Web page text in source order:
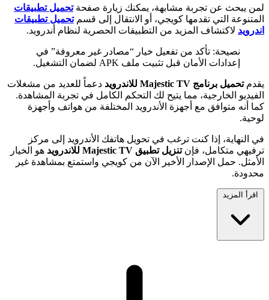
لمن يبحث عن تجربة مشابهة، يمكنك زيارة صفحةتحميل تطبيقات
المتنوعة التي تقدمها كويجي، أو الانتقال إلى قسمتحميل تطبيقات
اندرويد لاكتشاف المزيد من التطبيقات الحصرية لنظام أندرويد.
نصيحة: تأكد من تفعيل خيار “مصادر غير معروفة” في
إعدادات الأمان قبل تثبيت ملف APK لضمان التشغيل.
يقدمتحميل برنامج Majestic TV للاندرويد
دعماً للعديد من مشغلات
الفيديو الخارجية، مما يتيح لك التحكم الكامل في تجربة المشاهدة.
كما أنه متوافق مع أجهزة الأندرويد المختلفة من هواتف وأجهزة
لوحية.
في النهاية، إذا كنت ترغب في تحويل هاتفك الأندرويد إلى مركز
ترفيهي متكامل، فإنتنزيل تطبيق Majestic TV للاندرويد
هو الخيار
الأمثل. حمل الإصدار الأخير الآن من كويجي واستمتع بمشاهدة غير
محدودة.
اقرأ المزيد